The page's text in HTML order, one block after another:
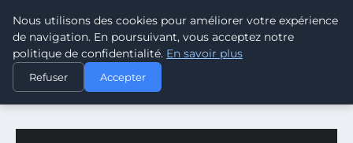
CLIMATE GUARDIAN
ACCUEIL
ENVIRONNEMENT ET ÉCOLOGIE
EFFORTS DE CONSERVATION : DES INITIATIVES POUR…
Nous utilisons des cookies pour améliorer votre expérience
de navigation. En poursuivant, vous acceptez notre
politique de confidentialité. En savoir plus
Refuser Accepter